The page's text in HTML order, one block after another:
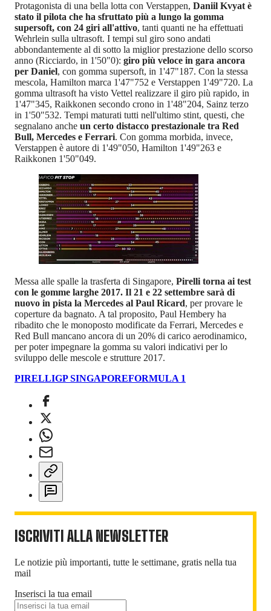
Protagonista di una bella lotta con Verstappen, Daniil Kvyat è
stato il pilota che ha sfruttato più a lungo la gomma
supersoft, con 24 giri all'attivo, tanti quanti ne ha effettuati
Wehrlein sulla ultrasoft. I tempi sul giro sono andati
abbondantemente al di sotto la miglior prestazione dello scorso
anno (Ricciardo, in 1'50"0): giro più veloce in gara ancora
per Daniel, con gomma supersoft, in 1'47"187. Con la stessa
mescola, Hamilton marca 1'47"752 e Verstappen 1'49"720. La
gomma ultrasoft ha visto Vettel realizzare il giro più rapido, in
1'47"345, Raikkonen secondo crono in 1'48"204, Sainz terzo
in 1'50"532. Tempi maturati tutti nell'ultimo stint, questi, che
segnalano anche un certo distacco prestazionale tra Red
Bull, Mercedes e Ferrari. Con gomma morbida, invece,
Verstappen è autore di 1'49"050, Hamilton 1'49"263 e
Raikkonen 1'50"049.
Messa alle spalle la trasferta di Singapore, Pirelli torna ai test
con le gomme larghe 2017. Il 21 e 22 settembre sarà di
nuovo in pista la Mercedes al Paul Ricard, per provare le
coperture da bagnato. A tal proposito, Paul Hembery ha
ribadito che le monoposto modificate da Ferrari, Mercedes e
Red Bull mancano ancora di un 20% di carico aerodinamico,
per poter impegnare la gomma su valori indicativi per lo
sviluppo delle mescole e strutture 2017.
PIRELLIGP SINGAPOREFORMULA 1
ISCRIVITI ALLA NEWSLETTER
Le notizie più importanti, tutte le settimane, gratis nella tua
mail
Inserisci la tua email